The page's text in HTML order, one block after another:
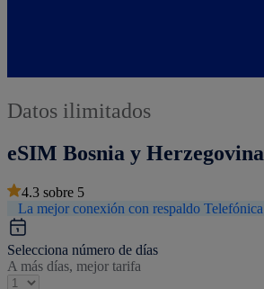
Datos ilimitados
eSIM Bosnia y Herzegovina
4.3 sobre 5
La mejor conexión con respaldo Telefónica
Selecciona número de días
A más días, mejor tarifa